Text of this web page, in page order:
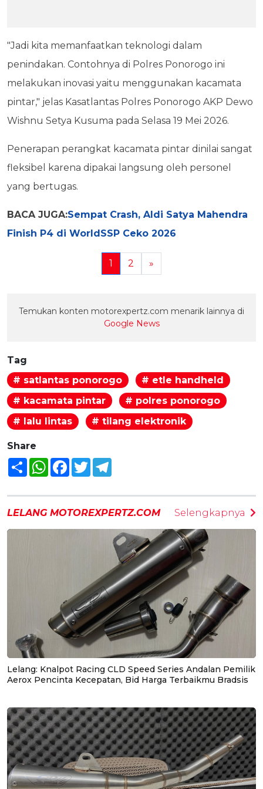
"Jadi kita memanfaatkan teknologi dalam
penindakan. Contohnya di Polres Ponorogo ini
melakukan inovasi yaitu menggunakan kacamata
pintar," jelas Kasatlantas Polres Ponorogo AKP Dewo
Wishnu Setya Kusuma pada Selasa 19 Mei 2026.
Penerapan perangkat kacamata pintar dinilai sangat
fleksibel karena dipakai langsung oleh personel
yang bertugas.
BACA JUGA:Sempat Crash, Aldi Satya Mahendra
Finish P4 di WorldSSP Ceko 2026
1 2 »
Temukan konten motorexpertz.com menarik lainnya di
Google News
Tag
# satlantas ponorogo
# etle handheld
# kacamata pintar
# polres ponorogo
# lalu lintas
# tilang elektronik
Share
Share WhatsAppFacebook
Twitter
LELANG MOTOREXPERTZ.COM Selengkapnya
Lelang: Knalpot Racing CLD Speed Series Andalan Pemilik
Aerox Pencinta Kecepatan, Bid Harga Terbaikmu Bradsis